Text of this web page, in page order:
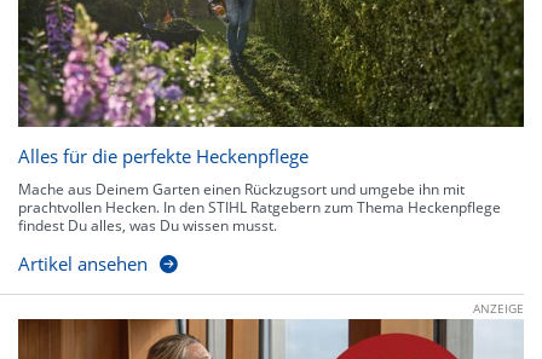
Alles für die perfekte Heckenpflege
Mache aus Deinem Garten einen Rückzugsort und umgebe ihn mit
prachtvollen Hecken. In den STIHL Ratgebern zum Thema Heckenpflege
findest Du alles, was Du wissen musst.
Artikel ansehen
ANZEIGE